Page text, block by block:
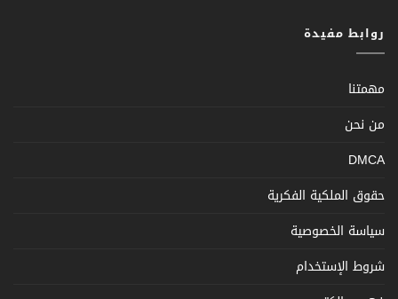
روابط مفيدة
مهمتنا
من نحن
DMCA
حقوق الملكية الفكرية
سياسة الخصوصية
شروط الإستخدام